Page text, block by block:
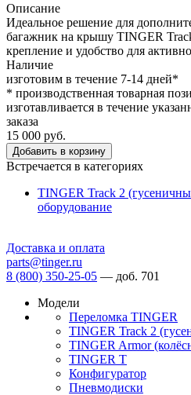
Описание
Идеальное решение для
багажник на крышу TINGER
крепление и удобство для
Наличие
изготовим в течение 7-14 дней*
* производственная товарная
изготавливается в течение
заказа
15 000 руб.
Добавить в корзину
Встречается в категориях
TINGER Track 2
оборудование
Доставка и оплата
parts@tinger.ru
8 (800) 350-25-05 — доб. 701
Модели
Переломка TINGER
TINGER Track 2
TINGER Armor
TINGER T
Конфигуратор
Пневмодиски